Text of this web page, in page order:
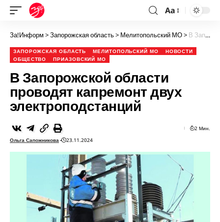
Aa
За!Информ >Запорожская область> Мелитопольский МО> В Запорожской области проводят капремонт двух электроподстанций
ЗАПОРОЖСКАЯ ОБЛАСТЬ МЕЛИТОПОЛЬСКИЙ МО
НОВОСТИ
ОБЩЕСТВО
ПРИАЗОВСКИЙ МО
В Запорожской области
проводят капремонт двух
электроподстанций
Ольга Сапожникова 23.11.2024
2 Мин.